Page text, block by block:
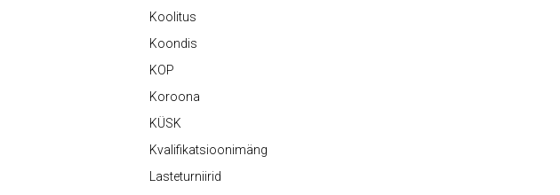
Koolitus
Koondis
KOP
Koroona
KÜSK
Kvalifikatsioonimäng
Lasteturniirid